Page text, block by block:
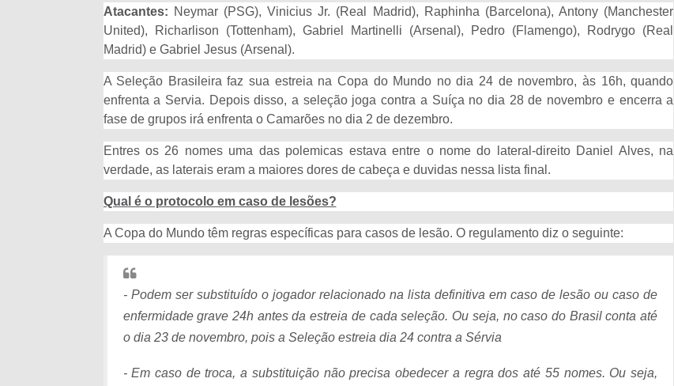
Atacantes: Neymar (PSG), Vinicius Jr. (Real Madrid), Raphinha (Barcelona), Antony (Manchester
United), Richarlison (Tottenham), Gabriel Martinelli (Arsenal), Pedro (Flamengo), Rodrygo (Real
Madrid) e Gabriel Jesus (Arsenal).
A Seleção Brasileira faz sua estreia na Copa do Mundo no dia 24 de novembro, às 16h, quando
enfrenta a Servia. Depois disso, a seleção joga contra a Suíça no dia 28 de novembro e encerra a
fase de grupos irá enfrenta o Camarões no dia 2 de dezembro.
Entres os 26 nomes uma das polemicas estava entre o nome do lateral-direito Daniel Alves, na
verdade, as laterais eram a maiores dores de cabeça e duvidas nessa lista final.
Qual é o protocolo em caso de lesões?
A Copa do Mundo têm regras específicas para casos de lesão. O regulamento diz o seguinte:
- Podem ser substituído o jogador relacionado na lista definitiva em caso de lesão ou caso de
enfermidade grave 24h antes da estreia de cada seleção. Ou seja, no caso do Brasil conta até
o dia 23 de novembro, pois a Seleção estreia dia 24 contra a Sérvia
- Em caso de troca, a substituição não precisa obedecer a regra dos até 55 nomes. Ou seja,